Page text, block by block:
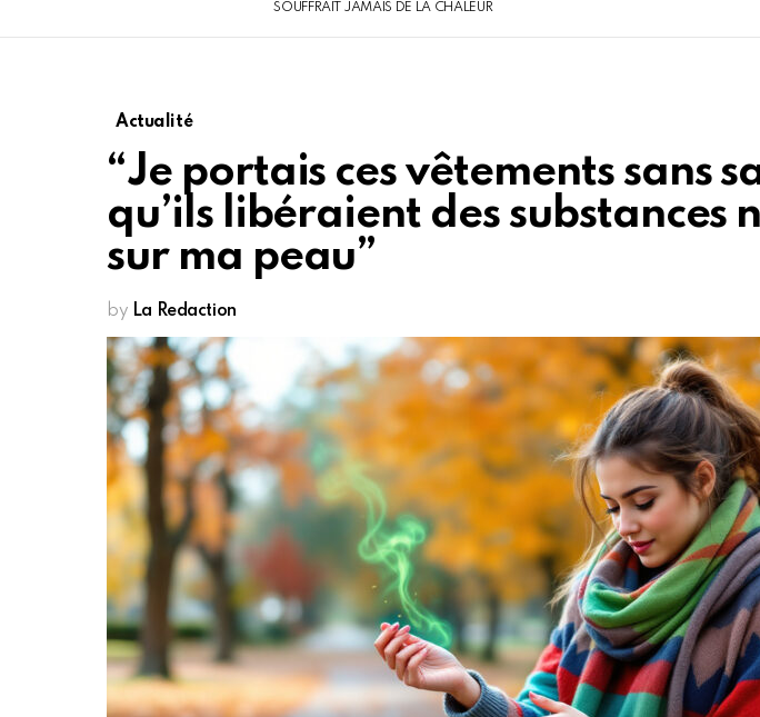
SOUFFRAIT JAMAIS DE LA CHALEUR
Actualité
“Je portais ces vêtements sans
qu’ils libéraient des substances
sur ma peau”
by La Redaction